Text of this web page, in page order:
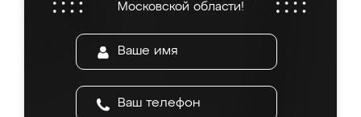
Московской области!